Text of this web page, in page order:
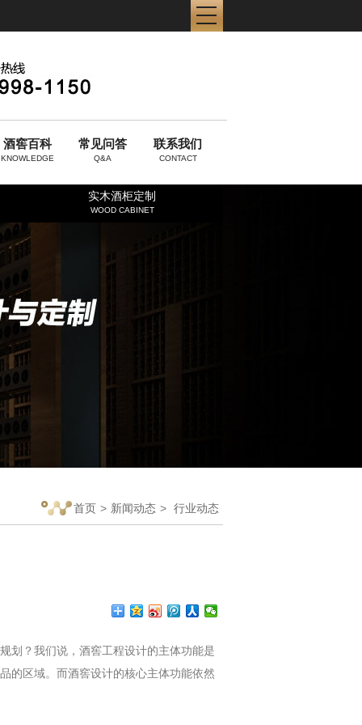
酒窖百科
KNOWLEDGE
常见问答
Q&A
联系我们
CONTACT
实木酒柜定制
WOOD CABINET
首页 > 新闻动态 > 行业动态
？我们说，酒窖工程设计的主体功能是
的区域。而酒窖设计的核心主体功能依然